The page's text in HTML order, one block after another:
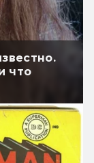
что